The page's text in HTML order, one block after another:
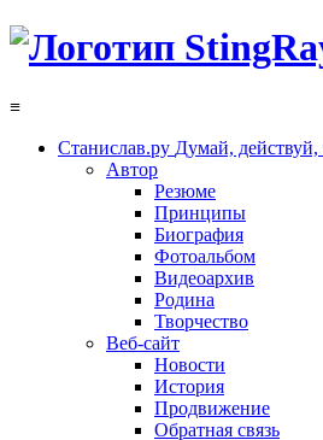
≡
Станислав.ру Думай, действуй,
Автор
Резюме
Принципы
Биография
Фотоальбом
Видеоархив
Родина
Творчество
Веб-сайт
Новости
История
Продвижение
Обратная связь